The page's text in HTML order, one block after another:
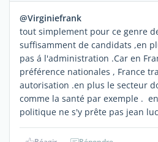
@Virginiefrank
tout simplement pour ce genre
suffisamment de candidats ,en
pas á l'administration .Car en
préférence nationales , France
autorisation .en plus le secteur
comme la santé par exemple .
politique ne s'y prête pas jean